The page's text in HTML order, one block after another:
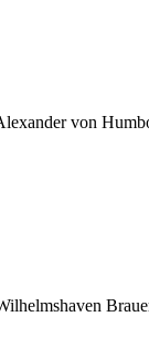
von